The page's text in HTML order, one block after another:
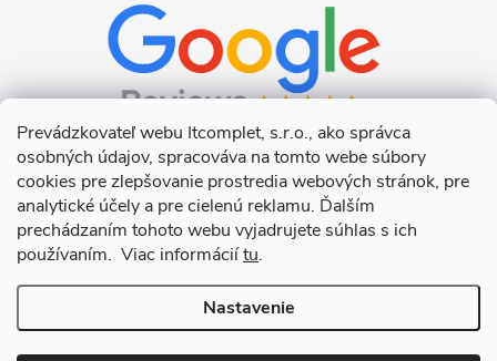
Prevádzkovateľ webu Itcomplet, s.r.o., ako správca
osobných údajov, spracováva na tomto webe súbory
cookies pre zlepšovanie prostredia webových stránok, pre
analytické účely a pre cielenú reklamu. Ďalším
prechádzaním tohoto webu vyjadrujete súhlas s ich
používaním. Viac informáciítu.
Nastavenie
Copyright 2026Itcomplet s.r.o.. Všetky práva vyhradené.Upraviť
nastavenie cookies